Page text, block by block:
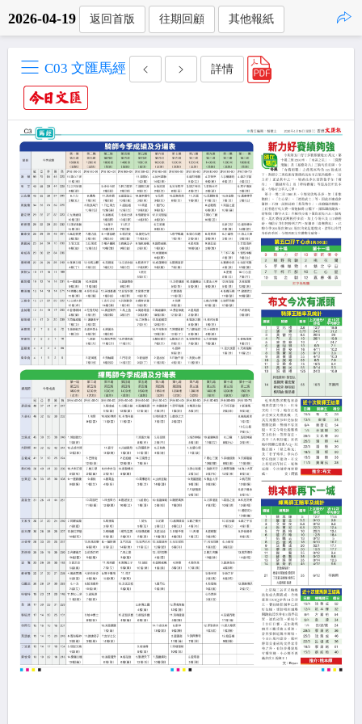
2026-04-19 返回首版 往期回顧 其他報紙
C03 文匯馬經 詳情
點擊複製